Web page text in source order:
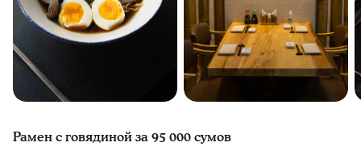
Рамен с говядиной за 95 000 сумов